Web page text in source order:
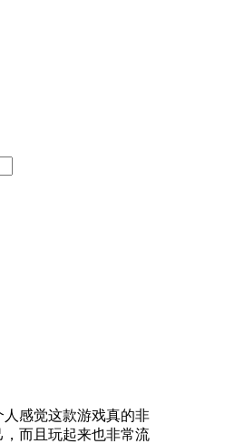
感觉这款游戏真的非
而且玩起来也非常流